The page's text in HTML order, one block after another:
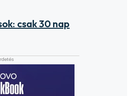
csak 30 nap